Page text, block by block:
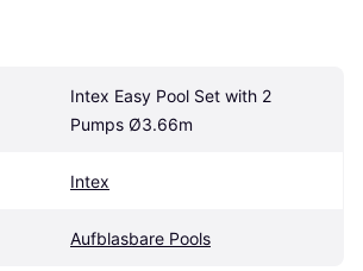
Intex Easy Pool Set with 2
Pumps Ø3.66m
Intex
Aufblasbare Pools